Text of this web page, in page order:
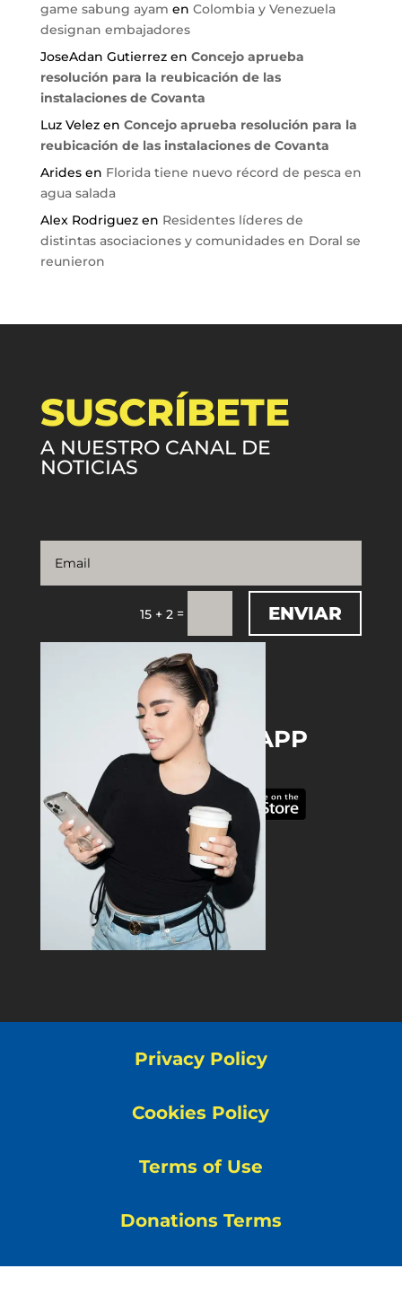
game sabung ayam en Colombia y Venezuela
designan embajadores
JoseAdan Gutierrezen Concejo aprueba
resolución para la reubicación de las
instalaciones de Covanta
Luz Velezen Concejo aprueba resolución para la
reubicación de las instalaciones de Covanta
Aridesen Florida tiene nuevo récord de pesca en
agua salada
Alex Rodriguezen Residentes líderes de
distintas asociaciones y comunidades en Doral se
reunieron
SUSCRÍBETE
A NUESTRO CANAL DE
NOTICIAS
15 + 2 = ENVIAR
DOWNLOAD THE APP
Privacy Policy
Cookies Policy
Terms of Use
Donations Terms